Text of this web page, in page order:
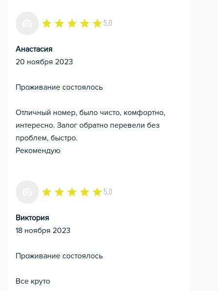
5,0
Анастасия
20 ноября 2023
Проживание состоялось
Отличный номер, было чисто, комфортно,
интересно. Залог обратно перевели без
проблем, быстро.
Рекомендую
5,0
Виктория
18 ноября 2023
Проживание состоялось
Все круто